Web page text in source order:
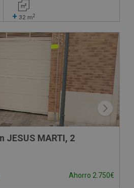
+ 32 m2
Garaje en venta en JESUS MARTI, 2
Ahorro 2.750€